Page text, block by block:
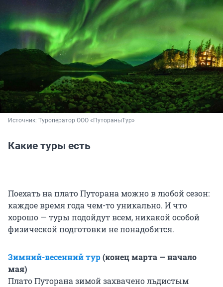
Источник: Туроператор ООО «ПутораныТур»
Какие туры есть
Поехать на плато Путорана можно в любой сезон:
каждое время года чем-то уникально. И что
хорошо — туры подойдут всем, никакой особой
физической подготовки не понадобится.
Зимний-весенний тур(конец марта — начало
мая)
Плато Путорана зимой захвачено льдистым